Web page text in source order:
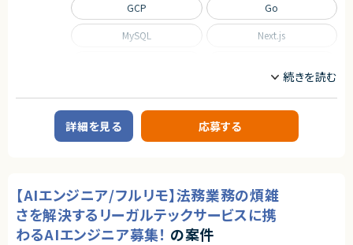
CTO/VPoE/テックリード
インフラエンジニア/SRE
■事業概要
事業部を横断した開発の支援を行う部署です。
事業立ち上げの支援や事業ブーストするための横断支援を行います。
一つのサービスだけじゃなく、様々なサービスと関わり事業をブーストするた
GCP Go
MySQL Next.js
詳細を見る 応募する
【AIエンジニア/フルリモ】法務業務の煩雑
さを解決するリーガルテックサービスに携
わるAIエンジニア募集！ の案件